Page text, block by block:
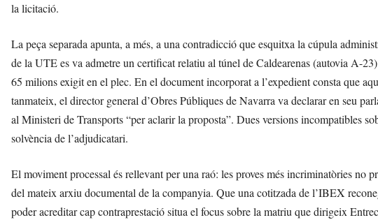
la licitació.
La peça separada apunta, a més, a una contradicció que esquitxa la cúpula
de la UTE es va admetre un certificat relatiu al túnel de Caldearenas (autovia A-
65 milions exigit en el plec. En el document incorporat a l’expedient consta que
tanmateix, el director general d’Obres Públiques de Navarra va declarar en seu
al Ministeri de Transports “per aclarir la proposta”. Dues versions incompatibles
solvència de l’adjudicatari.
El moviment processal és rellevant per una raó: les proves més incriminatòries no
del mateix arxiu documental de la companyia. Que una cotitzada de l’IBEX
poder acreditar cap contraprestació situa el focus sobre la matriu que dirigeix